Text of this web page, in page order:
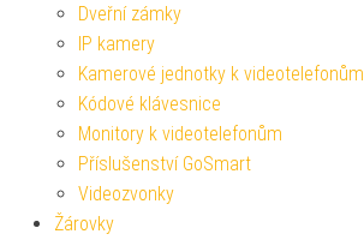
Dveřní zámky
IP kamery
Kamerové jednotky k videotelefonům
Kódové klávesnice
Monitory k videotelefonům
Příslušenství GoSmart
Videozvonky
Žárovky